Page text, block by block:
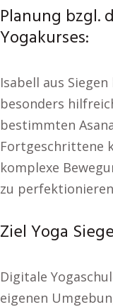
Planung bzgl.
Yogakurses:
Isabell aus
besonders
bestimmten
Fortgeschrittene
komplexe
zu
Ziel Yoga
Digitale
eigenen